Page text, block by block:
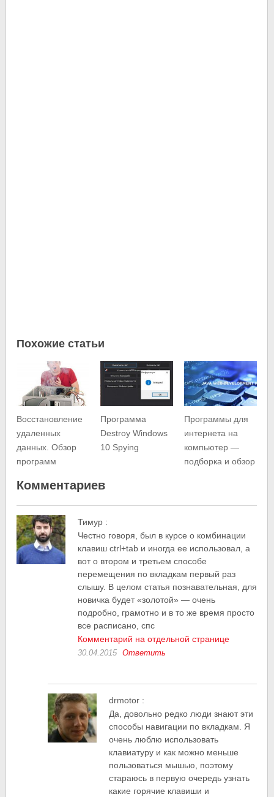
Похожие статьи
Восстановление
удаленных
данных. Обзор
программ
Программа
Destroy Windows
10 Spying
Программы для
интернета на
компьютер —
подборка и обзор
Комментариев
Тимур :
Честно говоря, был в курсе о комбинации
клавиш ctrl+tab и иногда ее использовал, а
вот о втором и третьем способе
перемещения по вкладкам первый раз
слышу. В целом статья познавательная, для
новичка будет «золотой» — очень
подробно, грамотно и в то же время просто
все расписано, спс
Комментарий на отдельной странице
30.04.2015 Ответить
drmotor :
Да, довольно редко люди знают эти
способы навигации по вкладкам. Я
очень люблю использовать
клавиатуру и как можно меньше
пользоваться мышью, поэтому
стараюсь в первую очередь узнать
какие горячие клавиши и